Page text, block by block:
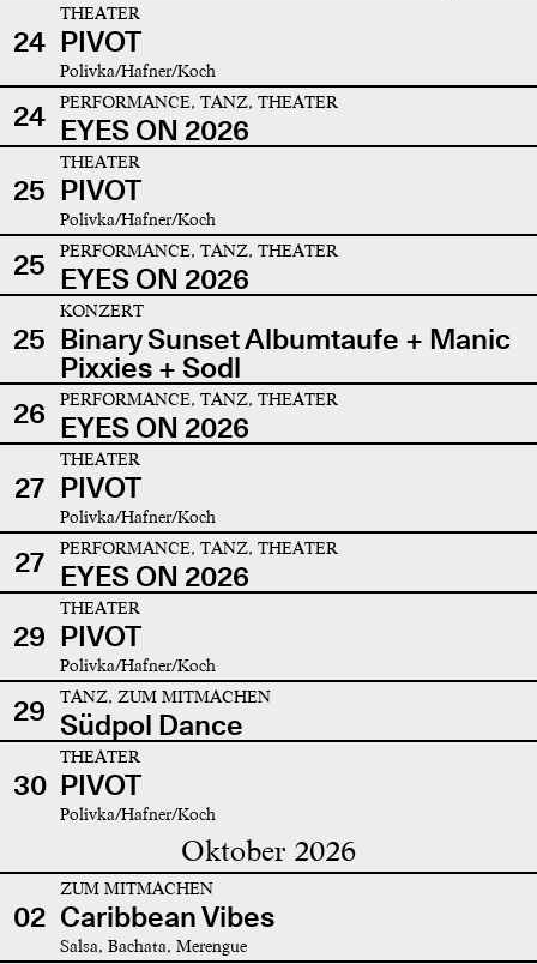
24
THEATER
PIVOT
Polivka/Hafner/Koch
24 PERFORMANCE, TANZ, THEATER
EYES ON 2026
25
THEATER
PIVOT
Polivka/Hafner/Koch
25 PERFORMANCE, TANZ, THEATER
EYES ON 2026
25
KONZERT
Binary Sunset Albumtaufe + Manic
Pixxies + Sodl
26
PERFORMANCE, TANZ, THEATER
EYES ON 2026
27
THEATER
PIVOT
Polivka/Hafner/Koch
27 PERFORMANCE, TANZ, THEATER
EYES ON 2026
29
THEATER
PIVOT
Polivka/Hafner/Koch
29 TANZ, ZUM MITMACHEN
Südpol Dance
30
THEATER
PIVOT
Polivka/Hafner/Koch
Oktober 2026
02
ZUM MITMACHEN
Caribbean Vibes
Salsa, Bachata, Merengue